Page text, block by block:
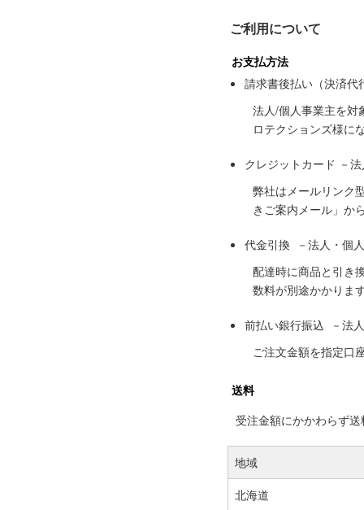
ご利用について
お支払方法
請求書後払い（決済代
法人/個人事業主を対
ロテクションズ様に
クレジットカード －
弊社はメールリンク
きご案内メール」か
代金引換 －法人・個
配達時に商品と引き
数料が別途かかりま
前払い銀行振込 －法
ご注文金額を指定口
送料
受注金額にかかわらず
地域
北海道